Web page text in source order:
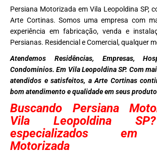
Persiana Motorizada em Vila Leopoldina SP,
Arte Cortinas. Somos uma empresa com
experiência em fabricação, venda e
Persianas. Residencial e Comercial, qualquer
Atendemos Residências, Empresas,
Condominios. Em Vila Leopoldina SP. Com
atendidos e satisfeitos, a Arte Cortinas
bom atendimento e qualidade em seus
Buscando Persiana
Vila Leopoldina
especializados em
Motorizada